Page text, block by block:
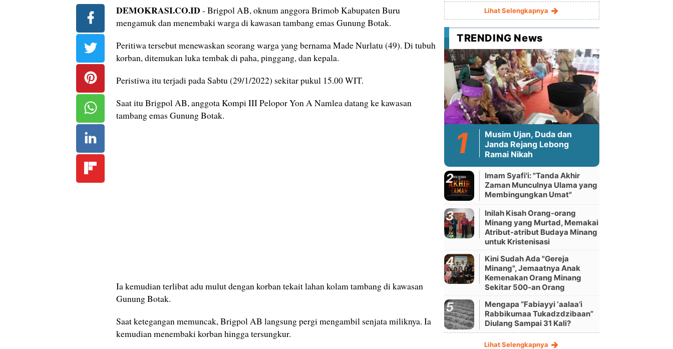
DEMOKRASI.CO.ID - Brigpol AB, oknum anggora Brimob Kabupaten Buru
mengamuk dan menembaki warga di kawasan tambang emas Gunung Botak.
Peritiwa tersebut menewaskan seorang warga yang bernama Made Nurlatu (49). Di tubuh
korban, ditemukan luka tembak di paha, pinggang, dan kepala.
Peristiwa itu terjadi pada Sabtu (29/1/2022) sekitar pukul 15.00 WIT.
Saat itu Brigpol AB, anggota Kompi III Pelopor Yon A Namlea datang ke kawasan
tambang emas Gunung Botak.
Ia kemudian terlibat adu mulut dengan korban tekait lahan kolam tambang di kawasan
Gunung Botak.
Saat ketegangan memuncak, Brigpol AB langsung pergi mengambil senjata miliknya. Ia
kemudian menembaki korban hingga tersungkur.
Lihat Selengkapnya
TRENDING News
Musim Ujan, Duda dan
Janda Rejang Lebong
Ramai Nikah
Imam Syafi'i: "Tanda Akhir
Zaman Munculnya Ulama yang
Membingungkan Umat"
Inilah Kisah Orang-orang
Minang yang Murtad, Memakai
Atribut-atribut Budaya Minang
untuk Kristenisasi
Kini Sudah Ada "Gereja
Minang", Jemaatnya Anak
Kemenakan Orang Minang
Sekitar 500-an Orang
Mengapa “Fabiayyi ‘aalaa’i
Rabbikumaa Tukadzdzibaan”
Diulang Sampai 31 Kali?
Lihat Selengkapnya